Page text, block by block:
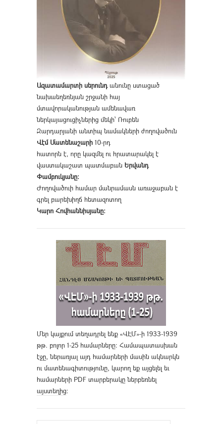
Ազատամարտի սերունդանունը ստացած
նախաեղեռնյան շրջանի հայ
մտավորականության ամենավառ
ներկայացուցիչներից մեկի՝ Ռուբեն
Զարդարյանի անտիպ նամակների ժողովածուն
Վէմ Մատենաշարի 10-րդ
հատորն է, որը կազմել ու հրատարակել է
վաստակաշատ պատմաբան Երվանդ
Փամբուկյանը։
Ժողովածուի համար մանրամասն առաջաբան է
գրել բարեխիղճ հետազոտող
Կարո Հովհաննիսյանը։
Մեր կայքում տեղադրել ենք «ՎԷՄ»-ի 1933-1939
թթ. բոլոր 1-25 համարները։ Համապատասխան
էջը, ներառյալ այդ համարների մասին ակնարկն
ու մատենագիտությունը, կարող եք այցելել եւ
համարների PDF տարբերակը ներբեռնել
այստեղից։